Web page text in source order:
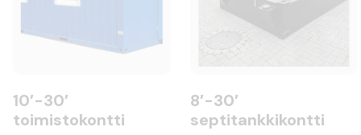
10′-30′
toimistokontti
8′-30′
septitankkikontti